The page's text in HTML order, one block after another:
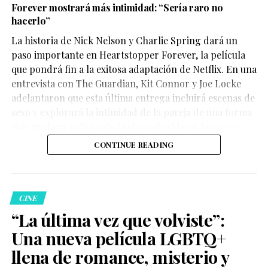
Aunque su participación no ocupa gran parte del
metraje, el actor logra dejar una fuerte impresión. Su
personaje,Sinon, juega un papel clave en la historia y
aporta una mirada profundamente humana sobre las
La crítica destaca la actuación
deElliot Page
Medios como USA TODAYconsideran que Page ofrece
Forever mostrará más intimidad: “Sería raro no
hacerlo”
La historia de Nick Nelson y Charlie Spring dará un
paso importante en Heartstopper Forever, la película
que pondrá fin a la exitosa adaptación de Netflix. En una
entrevista con The Guardian, Kit Connor y Joe Locke
adelantaron que esta última entrega incluirá escenas de
encuentran los personajes.CONTINUE READING
CINE
“La última vez que volviste”:
Una nueva película LGBTQ+
llena de romance, misterio y